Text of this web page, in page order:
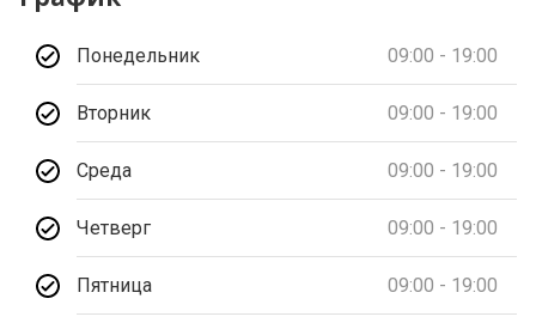
Понедельник 09:00 - 19:00
Вторник 09:00 - 19:00
Среда 09:00 - 19:00
Четверг 09:00 - 19:00
Пятница 09:00 - 19:00